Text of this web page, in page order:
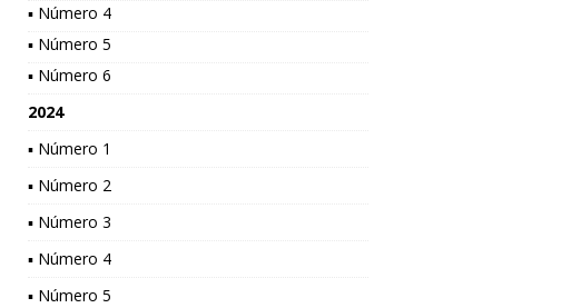
▪ Número 4
▪ Número 5
▪ Número 6
2024
▪ Número 1
▪ Número 2
▪ Número 3
▪ Número 4
▪ Número 5